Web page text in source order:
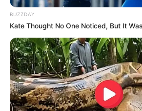
BUZZDAY
Kate Thought No One Noticed, But It